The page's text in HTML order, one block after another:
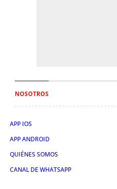
NOSOTROS
APP IOS
APP ANDROID
QUIÉNES SOMOS
CANAL DE WHATSAPP